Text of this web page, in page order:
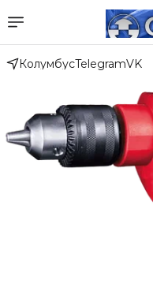
КолумбусTelegramVK